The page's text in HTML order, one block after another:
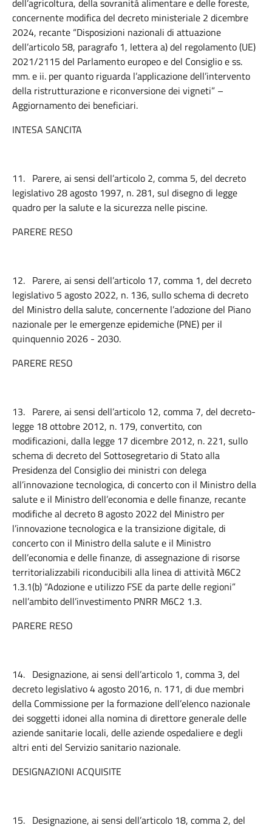
dell’agricoltura, della sovranità alimentare e delle foreste,
concernente modifica del decreto ministeriale 2 dicembre
2024, recante “Disposizioni nazionali di attuazione
dell’articolo 58, paragrafo 1, lettera a) del regolamento (UE)
2021/2115 del Parlamento europeo e del Consiglio e ss.
mm. e ii. per quanto riguarda l’applicazione dell’intervento
della ristrutturazione e riconversione dei vigneti” –
Aggiornamento dei beneficiari.
INTESA SANCITA
11. Parere, ai sensi dell’articolo 2, comma 5, del decreto
legislativo 28 agosto 1997, n. 281, sul disegno di legge
quadro per la salute e la sicurezza nelle piscine.
PARERE RESO
12. Parere, ai sensi dell’articolo 17, comma 1, del decreto
legislativo 5 agosto 2022, n. 136, sullo schema di decreto
del Ministro della salute, concernente l’adozione del Piano
nazionale per le emergenze epidemiche (PNE) per il
quinquennio 2026 - 2030.
PARERE RESO
13. Parere, ai sensi dell’articolo 12, comma 7, del decreto-
legge 18 ottobre 2012, n. 179, convertito, con
modificazioni, dalla legge 17 dicembre 2012, n. 221, sullo
schema di decreto del Sottosegretario di Stato alla
Presidenza del Consiglio dei ministri con delega
all’innovazione tecnologica, di concerto con il Ministro della
salute e il Ministro dell’economia e delle finanze, recante
modifiche al decreto 8 agosto 2022 del Ministro per
l’innovazione tecnologica e la transizione digitale, di
concerto con il Ministro della salute e il Ministro
dell’economia e delle finanze, di assegnazione di risorse
territorializzabili riconducibili alla linea di attività M6C2
1.3.1(b) “Adozione e utilizzo FSE da parte delle regioni”
nell’ambito dell’investimento PNRR M6C2 1.3.
PARERE RESO
14. Designazione, ai sensi dell’articolo 1, comma 3, del
decreto legislativo 4 agosto 2016, n. 171, di due membri
della Commissione per la formazione dell’elenco nazionale
dei soggetti idonei alla nomina di direttore generale delle
aziende sanitarie locali, delle aziende ospedaliere e degli
altri enti del Servizio sanitario nazionale.
DESIGNAZIONI ACQUISITE
15. Designazione, ai sensi dell’articolo 18, comma 2, del